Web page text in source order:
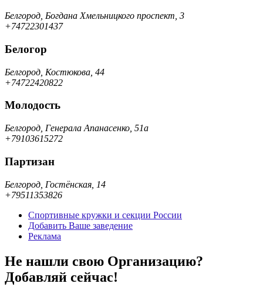
Белгород, Богдана Хмельницкого проспект, 3
+74722301437
Белогор
Белгород, Костюкова, 44
+74722420822
Молодость
Белгород, Генерала Апанасенко, 51а
+79103615272
Партизан
Белгород, Гостёнская, 14
+79511353826
Спортивные кружки и секции России
Добавить Ваше заведение
Реклама
Не нашли свою Организацию?
Добавляй сейчас!